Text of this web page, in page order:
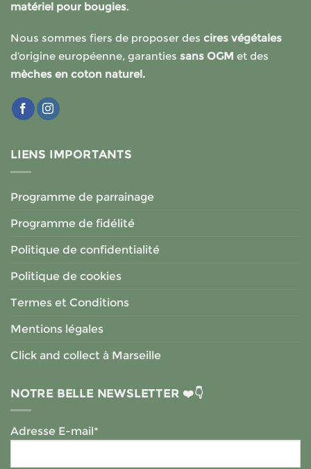
matériel pour bougies.
Nous sommes fiers de proposer des cires végétales
d’origine européenne, garanties sans OGM et des
mèches en coton naturel.
LIENS IMPORTANTS
Programme de parrainage
Programme de fidélité
Politique de confidentialité
Politique de cookies
Termes et Conditions
Mentions légales
Click and collect à Marseille
NOTRE BELLE NEWSLETTER ❤️👇
Adresse E-mail*